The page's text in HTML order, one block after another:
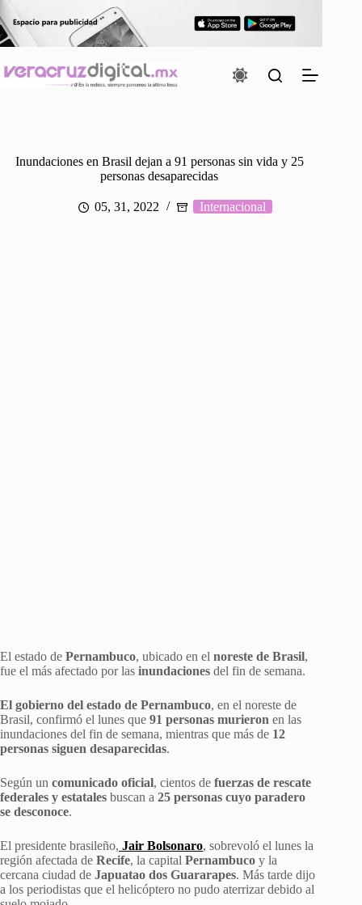
al
contenido
Inundaciones en Brasil dejan a 91 personas sin vida y 25
personas desaparecidas
05, 31, 2022 Internacional
El estado de Pernambuco, ubicado en el noreste de Brasil,
fue el más afectado por las inundaciones del fin de semana.
El gobierno del estado de Pernambuco, en el noreste de
Brasil, confirmó el lunes que 91 personas murieron en las
inundaciones del fin de semana, mientras que más de 12
personas siguen desaparecidas.
Según un comunicado oficial, cientos de fuerzas de rescate
federales y estatales buscan a 25 personas cuyo paradero
se desconoce.
El presidente brasileño, Jair Bolsonaro, sobrevoló el lunes la
región afectada de Recife, la capital Pernambuco y la
cercana ciudad de Japuatao dos Guararapes. Más tarde dijo
a los periodistas que el helicóptero no pudo aterrizar debido al